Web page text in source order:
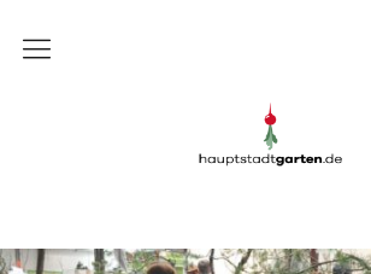
Gartenblog Hauptstadtgarten
Gartenblog
Garten